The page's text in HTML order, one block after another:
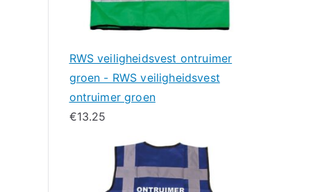
RWS veiligheidsvest ontruimer
groen - RWS veiligheidsvest
ontruimer groen
€13.25